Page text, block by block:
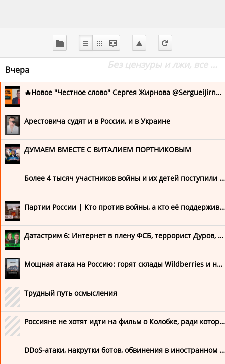
Агрегатор правды
Наш телеграм-канал
Orzhevskii_INFO
Воины - герои!
Вячеслав Мальцев
Гражданский Совет
Легион Свобода России
Революция Мальцева
Русский Добровольческий Корпус
Сибирский Батальон
Беды Путинизма в РФ
"Хлопки"
МоГилизация
Подавление свободы
Вчера Без цензуры и лжи, все в одном месте
🔥Новое "Честное слово" Сергея Жирнова @SergueiJirnov на канале Популярная политика @Popularpolitics
Арестовича судят и в России, и в Украине
ДУМАЕМ ВМЕСТЕ С ВИТАЛИЕМ ПОРТНИКОВЫМ
Более 4 тысяч участников войны и их детей поступили в ведущие российские вузы по квоте
Партии России | Кто против войны, а кто её поддерживает (English subtitles) @Max_Katz
Датастрим 6: Интернет в плену ФСБ, террорист Дуров, фейки Google Maps, власти США пришли за паролями
Мощная атака на Россию: горят склады Wildberries и нефтебазы
Трудный путь осмысления
Россияне не хотят идти на фильм о Колобке, ради которого перенесли премьеру «Человека-паука»
DDoS-атаки, накрутки ботов, обвинения в иностранном финансировании